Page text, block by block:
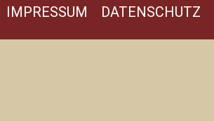
IMPRESSUM DATENSCHUTZ